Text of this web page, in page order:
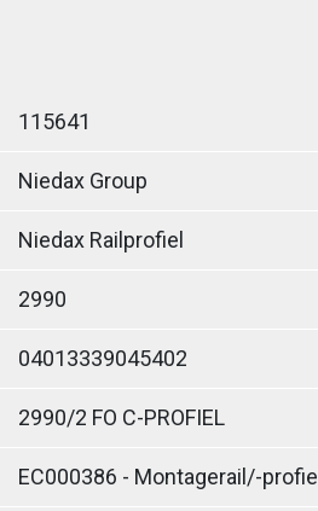
115641
Niedax Group
Niedax Railprofiel
2990
04013339045402
2990/2 FO C-PROFIEL
EC000386 - Montagerail/-profiel